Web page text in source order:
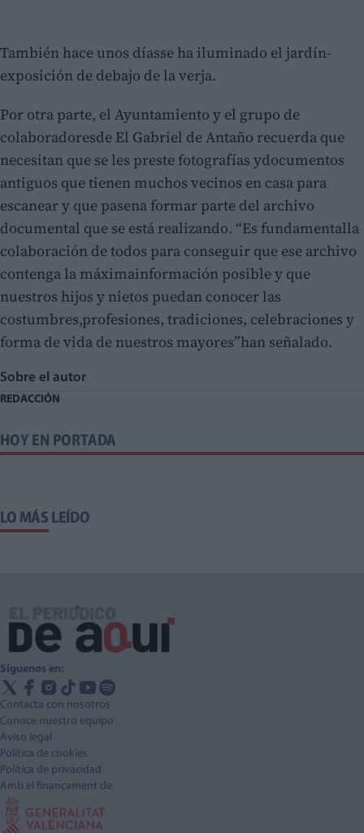
También hace unos díasse ha iluminado el jardín-
exposición de debajo de la verja.
Por otra parte, el Ayuntamiento y el grupo de
colaboradoresde El Gabriel de Antaño recuerda que
necesitan que se les preste fotografías ydocumentos
antiguos que tienen muchos vecinos en casa para
escanear y que pasena formar parte del archivo
documental que se está realizando. “Es fundamentalla
colaboración de todos para conseguir que ese archivo
contenga la máximainformación posible y que
nuestros hijos y nietos puedan conocer las
costumbres,profesiones, tradiciones, celebraciones y
forma de vida de nuestros mayores”han señalado.
Sobre el autor
REDACCIÓN
HOY EN PORTADA
LO MÁS LEÍDO
Síguenos en:
Contacta con nosotros
Conoce nuestro equipo
Aviso legal
Política de cookies
Política de privacidad
Amb el finançament de: